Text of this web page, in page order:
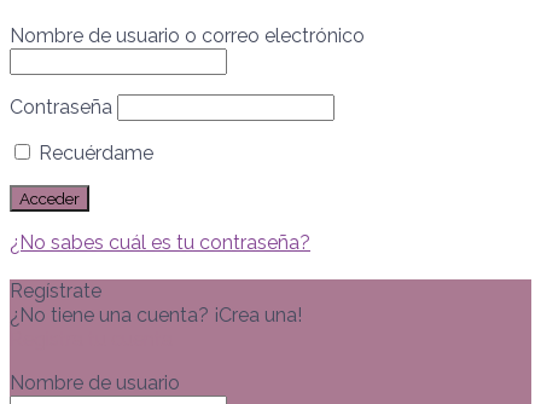
Nombre de usuario o correo electrónico
Contraseña
Recuérdame
¿No sabes cuál es tu contraseña?
Regístrate
¿No tiene una cuenta? ¡Crea una!
Nombre de usuario